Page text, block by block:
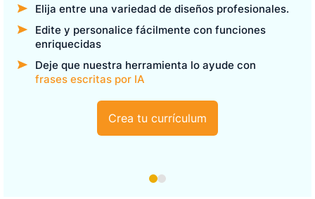
Elija entre una variedad de diseños profesionales.
Edite y personalice fácilmente con funciones
enriquecidas
Deje que nuestra herramienta lo ayude con
frases escritas por IA
Crea tu currículum